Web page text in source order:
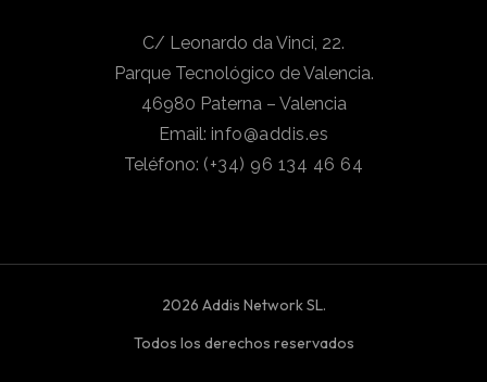
C/ Leonardo da Vinci, 22.
Parque Tecnológico de Valencia.
46980 Paterna – Valencia
Email: info@addis.es
Teléfono: (+34) 96 134 46 64
2026 Addis Network SL.
Todos los derechos reservados